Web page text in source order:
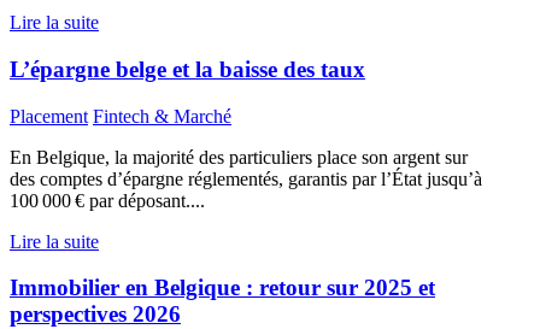
Lire la suite
L’épargne belge et la baisse des taux
Placement Fintech & Marché
En Belgique, la majorité des particuliers place son argent sur
des comptes d’épargne réglementés, garantis par l’État jusqu’à
100 000 € par déposant....
Lire la suite
Immobilier en Belgique : retour sur 2025 et
perspectives 2026